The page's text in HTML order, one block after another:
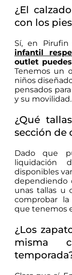
¿El
con los
Sí, en
infantil
outlet
Tenemos un
niños
pensados
y su movilidad.
¿Qué
sección de
Dado que
liquidación
disponibles
dependiendo
unas tallas u
comprobar
que tenemos
¿Los
misma